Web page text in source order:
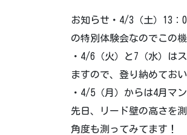
お知らせ・4/3（土）13
の特別体験会なのでこの
・4/6（火）と7（水）は
ますので、登り納めてお
・4/5（月）からは4月マ
先日、リード壁の高さを
角度も測ってみてます！